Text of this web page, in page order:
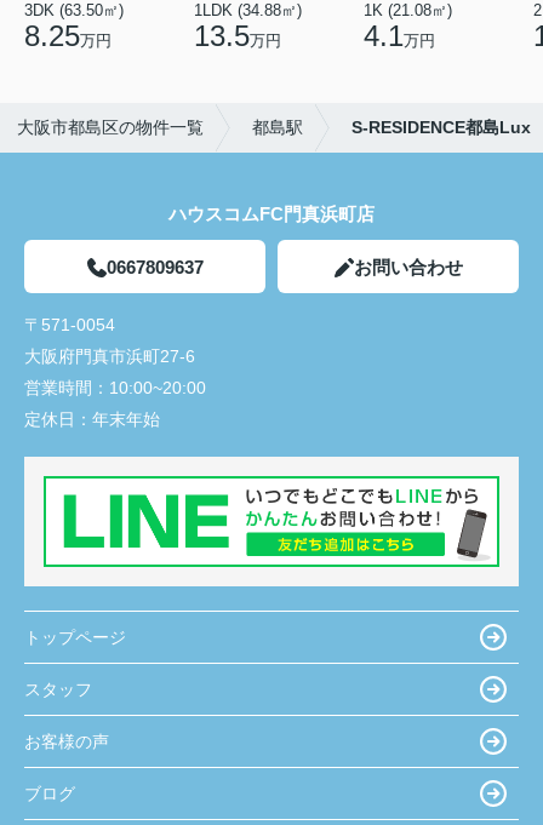
3DK (63.50㎡)
8.25万円
1LDK (34.88㎡)
13.5万円
1K (21.08㎡)
4.1万円
大阪市都島区の物件一覧 都島駅 S-RESIDENCE都島Lux
ハウスコムFC門真浜町店
0667809637 お問い合わせ
〒571-0054
大阪府門真市浜町27-6
営業時間： 10:00~20:00
定休日： 年末年始
トップページ
スタッフ
お客様の声
ブログ